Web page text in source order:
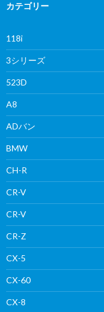
カテゴリー
118i
3シリーズ
523D
A8
ADバン
BMW
CH-R
CR-V
CR-V
CR-Z
CX-5
CX-60
CX-8